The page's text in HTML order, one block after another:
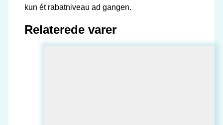
kun ét rabatniveau ad gangen.
Relaterede varer